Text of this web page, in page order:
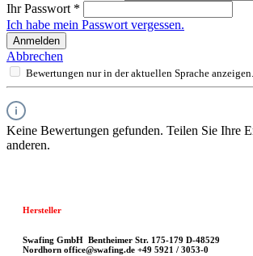
Ihr Passwort *
Ich habe mein Passwort vergessen.
Anmelden
Abbrechen
Bewertungen nur in der aktuellen Sprache anzeigen.
Keine Bewertungen gefunden. Teilen Sie Ihre
anderen.
Hersteller
Swafing GmbH Bentheimer Str. 175-179 D-48529
Nordhorn office@swafing.de +49 5921 / 3053-0